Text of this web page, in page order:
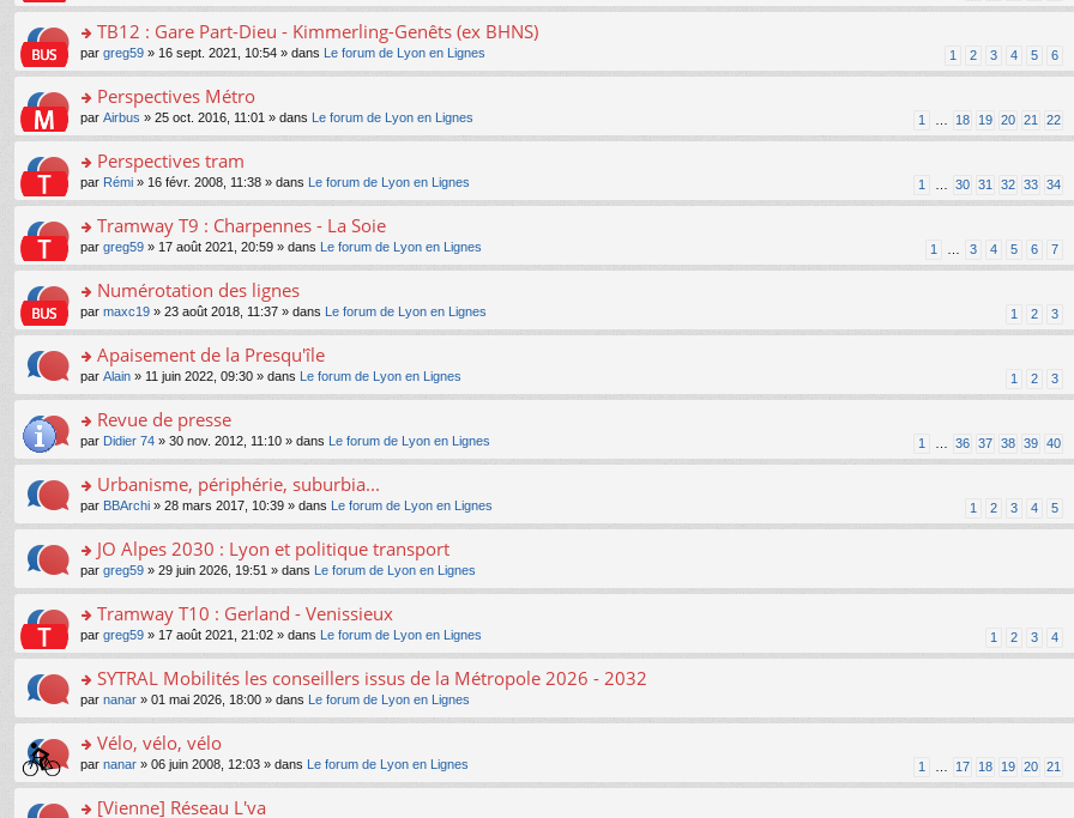
e
nt
u
s
ré
c
e
nt
le
pl
u
s
ré
c
e
nt
e
n
n
le
pl
u
s
ré
c
e
nt
s
a
g
e
n
n
le
pl
u
s
ré
c
e
nt
le
m
e
s
a
g
e
n
n
le
pl
u
s
ré
c
e
nt
n
s
ult
er
le
m
e
s
a
g
e
n
n
le
pl
u
s
ré
c
e
nt
o
n
s
ult
er
le
m
e
s
a
g
e
n
n
le
pl
u
s
ré
c
e
nt
TB12 : Gare Part-Dieu - Kimmerling-Genêts (ex BHNS)
1 2 3 4 5 6
par greg59 » 16 sept. 2021, 10:54 » dans Le forum de Lyon en Lignes
o
n
s
ult
er
le
m
e
s
a
g
e
n
n
le
pl
u
s
ré
c
e
nt
Perspectives Métro
1 … 18 19 20 21 22
par Airbus » 25 oct. 2016, 11:01 » dans Le forum de Lyon en Lignes
o
n
s
ult
er
le
m
e
s
a
g
e
n
n
le
pl
u
s
ré
c
e
nt
Perspectives tram
1 … 30 31 32 33 34
par Rémi » 16 févr. 2008, 11:38 » dans Le forum de Lyon en Lignes
o
n
s
ult
er
le
m
e
s
a
g
e
n
n
le
pl
u
s
ré
c
e
nt
Tramway T9 : Charpennes - La Soie
1 … 3 4 5 6 7
par greg59 » 17 août 2021, 20:59 » dans Le forum de Lyon en Lignes
o
n
s
ult
er
le
m
e
s
a
g
e
n
n
le
pl
u
s
ré
c
e
nt
Numérotation des lignes
1 2 3
par maxc19 » 23 août 2018, 11:37 » dans Le forum de Lyon en Lignes
o
n
s
ult
er
le
m
e
s
a
g
e
n
n
le
pl
u
s
ré
c
e
nt
Apaisement de la Presqu'île
1 2 3
par Alain » 11 juin 2022, 09:30 » dans Le forum de Lyon en Lignes
o
n
s
ult
er
le
m
e
s
a
g
e
n
n
le
pl
u
s
Revue de presse
1 … 36 37 38 39 40
par Didier 74 » 30 nov. 2012, 11:10 » dans Le forum de Lyon en Lignes
o
n
s
ult
er
le
m
e
s
a
g
e
n
n
le
Urbanisme, périphérie, suburbia...
1 2 3 4 5
par BBArchi » 28 mars 2017, 10:39 » dans Le forum de Lyon en Lignes
o
n
s
ult
er
le
m
e
s
a
g
e
n
JO Alpes 2030 : Lyon et politique transport
par greg59 » 29 juin 2026, 19:51 » dans Le forum de Lyon en Lignes
o
n
s
ult
er
le
m
e
s
a
Tramway T10 : Gerland - Venissieux
1 2 3 4
par greg59 » 17 août 2021, 21:02 » dans Le forum de Lyon en Lignes
o
n
s
ult
er
le
m
SYTRAL Mobilités les conseillers issus de la Métropole 2026 - 2032
par nanar » 01 mai 2026, 18:00 » dans Le forum de Lyon en Lignes
o
n
s
Vélo, vélo, vélo
1 … 17 18 19 20 21
par nanar » 06 juin 2008, 12:03 » dans Le forum de Lyon en Lignes
[Vienne] Réseau L'va